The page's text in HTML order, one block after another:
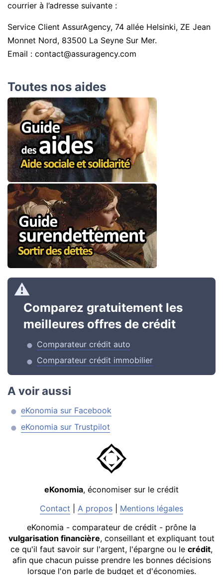
courrier à l’adresse suivante :
Service Client AssurAgency, 74 allée Helsinki, ZE Jean
Monnet Nord, 83500 La Seyne Sur Mer.
Email : contact@assuragency.com
Toutes nos aides
Comparez gratuitement les
meilleures offres de crédit
Comparateur crédit auto
Comparateur crédit immobilier
A voir aussi
eKonomia sur Facebook
eKonomia sur Trustpilot
eKonomia, économiser sur le crédit
Contact
A propos
Mentions légales
eKonomia - comparateur de crédit - prône la
vulgarisation financière, conseillant et expliquant tout
ce qu'il faut savoir sur l'argent, l'épargne ou le crédit,
afin que chacun puisse prendre les bonnes décisions
lorsque l'on parle de budget et d'économies.